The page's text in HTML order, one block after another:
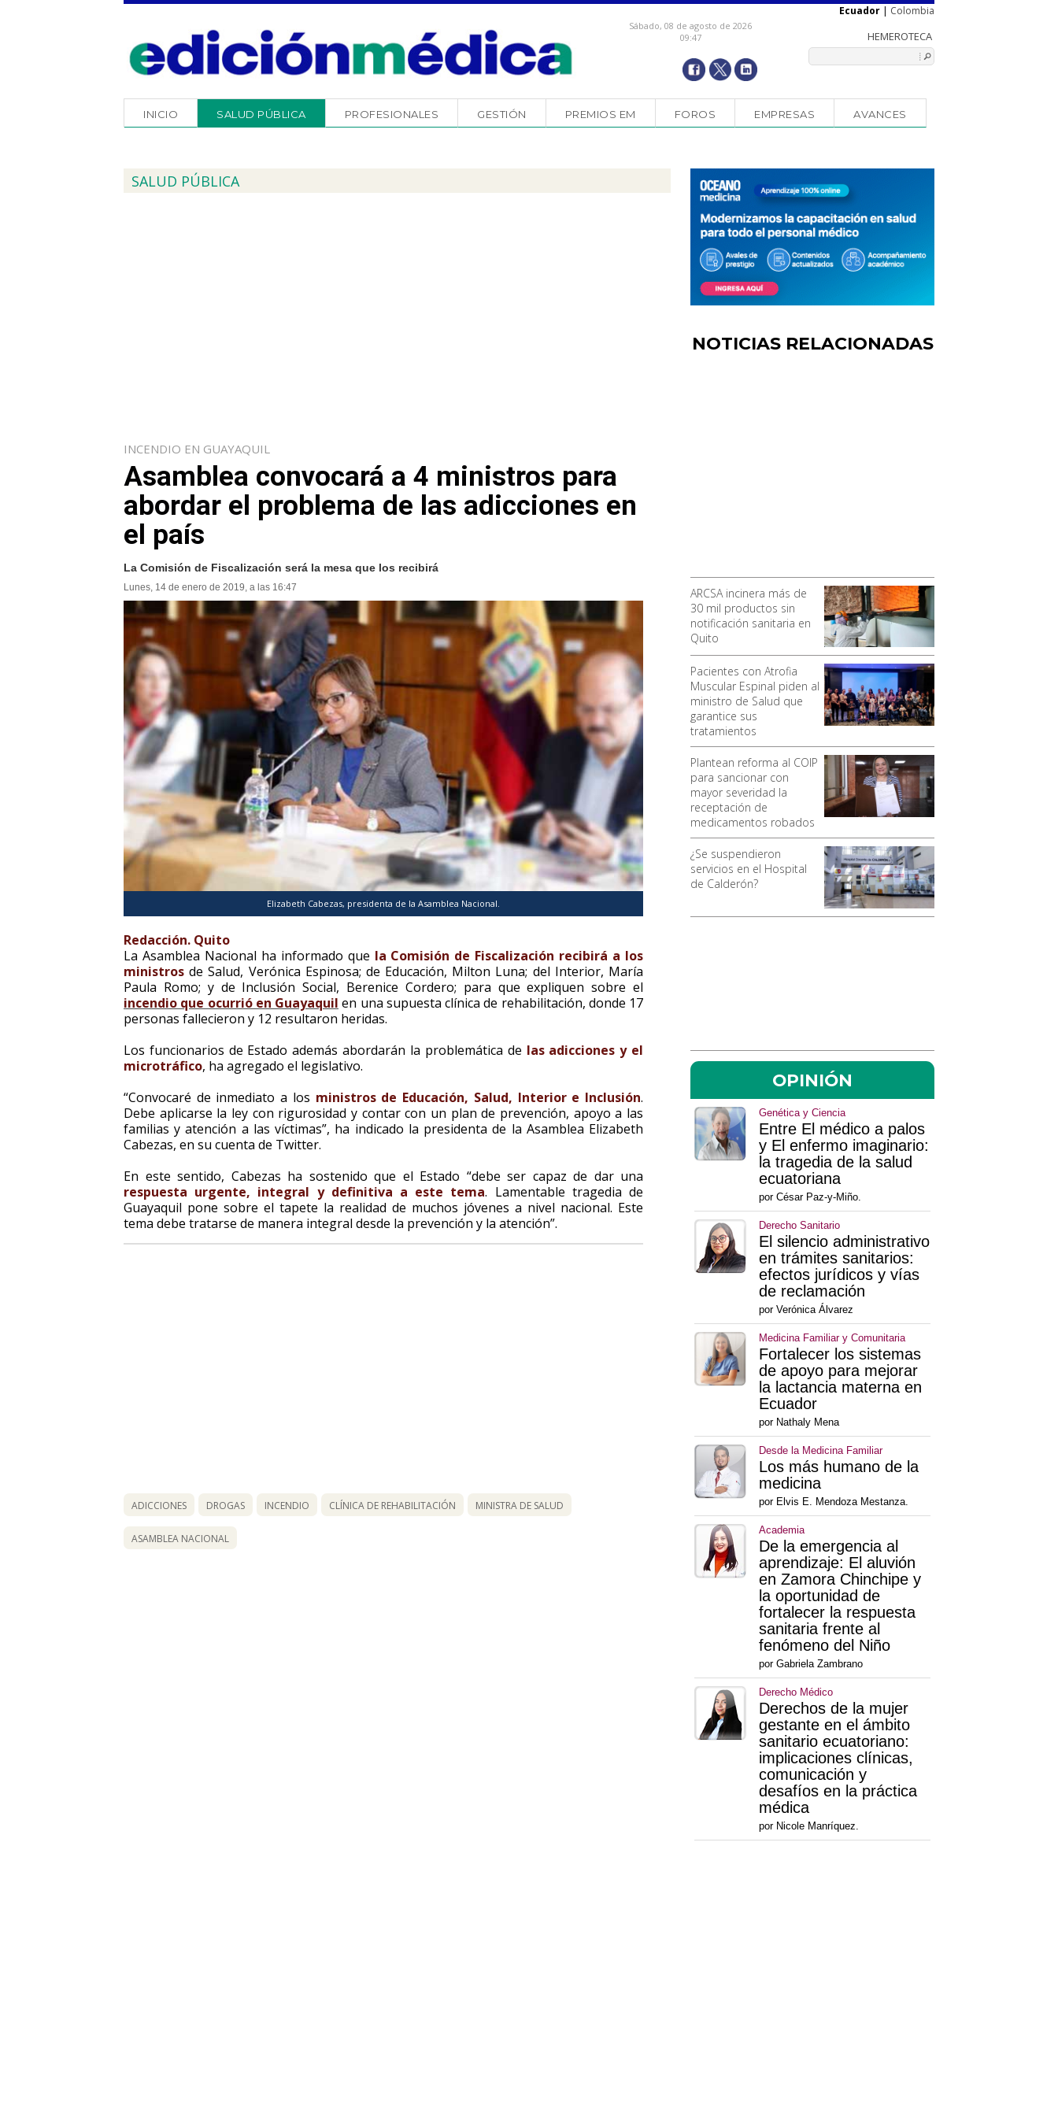
Sábado, 08 de agosto de 2026
09:47
Ecuador | Colombia
INICIO SALUD PÚBLICA PROFESIONALES GESTIÓN PREMIOS EM FOROS EMPRESAS AVANCES
NOTICIAS RELACIONADAS
ARCSA incinera más de
30 mil productos sin
notificación sanitaria en
Quito
Pacientes con Atrofia
Muscular Espinal piden al
ministro de Salud que
garantice sus
tratamientos
Plantean reforma al COIP
para sancionar con
mayor severidad la
receptación de
medicamentos robados
¿Se suspendieron
servicios en el Hospital
de Calderón?
OPINIÓN
Genética y Ciencia
Entre El médico a palos
y El enfermo imaginario:
la tragedia de la salud
ecuatoriana
por César Paz-y-Miño.
Derecho Sanitario
El silencio administrativo
en trámites sanitarios:
efectos jurídicos y vías
de reclamación
por Verónica Álvarez
Medicina Familiar y Comunitaria
Fortalecer los sistemas
de apoyo para mejorar
la lactancia materna en
Ecuador
por Nathaly Mena
Desde la Medicina Familiar
Los más humano de la
medicina
por Elvis E. Mendoza Mestanza.
Academia
De la emergencia al
aprendizaje: El aluvión
en Zamora Chinchipe y
la oportunidad de
fortalecer la respuesta
sanitaria frente al
fenómeno del Niño
por Gabriela Zambrano
Derecho Médico
Derechos de la mujer
gestante en el ámbito
sanitario ecuatoriano:
implicaciones clínicas,
comunicación y
desafíos en la práctica
médica
por Nicole Manríquez.
SALUD PÚBLICA
INCENDIO EN GUAYAQUIL
Asamblea convocará a 4 ministros para
abordar el problema de las adicciones en
el país
La Comisión de Fiscalización será la mesa que los recibirá
Lunes, 14 de enero de 2019, a las 16:47
Elizabeth Cabezas, presidenta de la Asamblea Nacional.
Redacción. Quito
La Asamblea Nacional ha informado que la Comisión de Fiscalización recibirá a los
ministros de Salud, Verónica Espinosa; de Educación, Milton Luna; del Interior, María
Paula Romo; y de Inclusión Social, Berenice Cordero; para que expliquen sobre el
incendio que ocurrió en Guayaquil en una supuesta clínica de rehabilitación, donde 17
personas fallecieron y 12 resultaron heridas.
Los funcionarios de Estado además abordarán la problemática de las adicciones y el
microtráfico, ha agregado el legislativo.
“Convocaré de inmediato a los ministros de Educación, Salud, Interior e Inclusión.
Debe aplicarse la ley con rigurosidad y contar con un plan de prevención, apoyo a las
familias y atención a las víctimas”, ha indicado la presidenta de la Asamblea Elizabeth
Cabezas, en su cuenta de Twitter.
En este sentido, Cabezas ha sostenido que el Estado “debe ser capaz de dar una
respuesta urgente, integral y definitiva a este tema. Lamentable tragedia de
Guayaquil pone sobre el tapete la realidad de muchos jóvenes a nivel nacional. Este
tema debe tratarse de manera integral desde la prevención y la atención”.
ADICCIONES DROGAS INCENDIO CLÍNICA DE REHABILITACIÓN MINISTRA DE SALUD
ASAMBLEA NACIONAL